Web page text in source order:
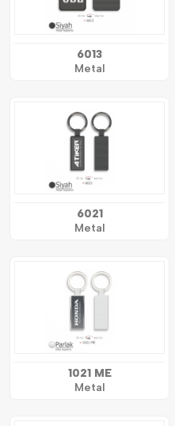
6013
Metal
6021
Metal
1021 ME
Metal